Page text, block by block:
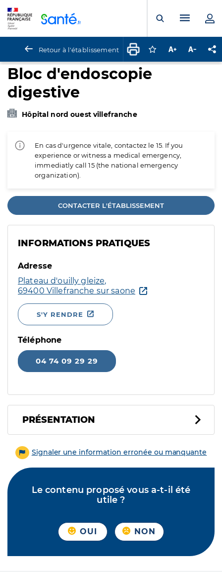
Ouvrir laMenu
Retour à l'établissement Connectez-vous
Augmenter la
Bloc d'endoscopie
digestive
Hôpital nord ouest villefranche
En cas d'urgence vitale, contactez le 15. If you
experience or witness a medical emergency,
immediatly call 15 (the national emergency
organization).
CONTACTER L'ÉTABLISSEMENT
INFORMATIONS PRATIQUES
Adresse
Plateau d'ouilly gleize,
69400 Villefranche sur saone
S'Y RENDRE
Téléphone
04 74 09 29 29
PRÉSENTATION
Signaler une information erronée ou manquante
Le contenu proposé vous a-t-il été
utile ?
OUI NON